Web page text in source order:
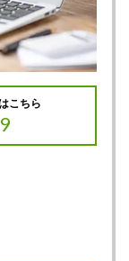
こちら